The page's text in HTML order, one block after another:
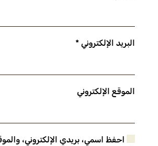
البريد الإلكتروني *
الموقع الإلكتروني
احفظ اسمي، بريدي الإلكتروني،